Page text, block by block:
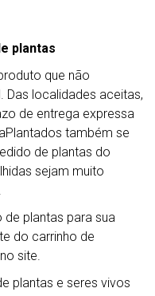
plantas
que não
Das localidades aceitas,
de entrega expressa
também se
de plantas do
sejam muito
plantas para sua
do carrinho de
site.
plantas e seres vivos